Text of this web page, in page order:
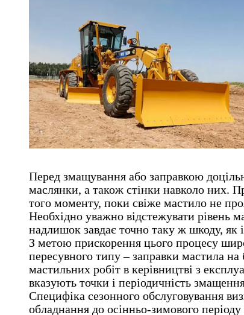
Перед змащування або заправкою
маслянки, а також стінки навколо них.
того моменту, поки свіже мастило не
Необхідно уважно відстежувати рівень
надлишок завдає точно таку ж шкоду, як
З метою прискорення цього процесу
пересувного типу – заправки мастила на
мастильних робіт в керівництві з
вказують точки і періодичність
Специфіка сезонного обслуговування
обладнання до осінньо-зимового